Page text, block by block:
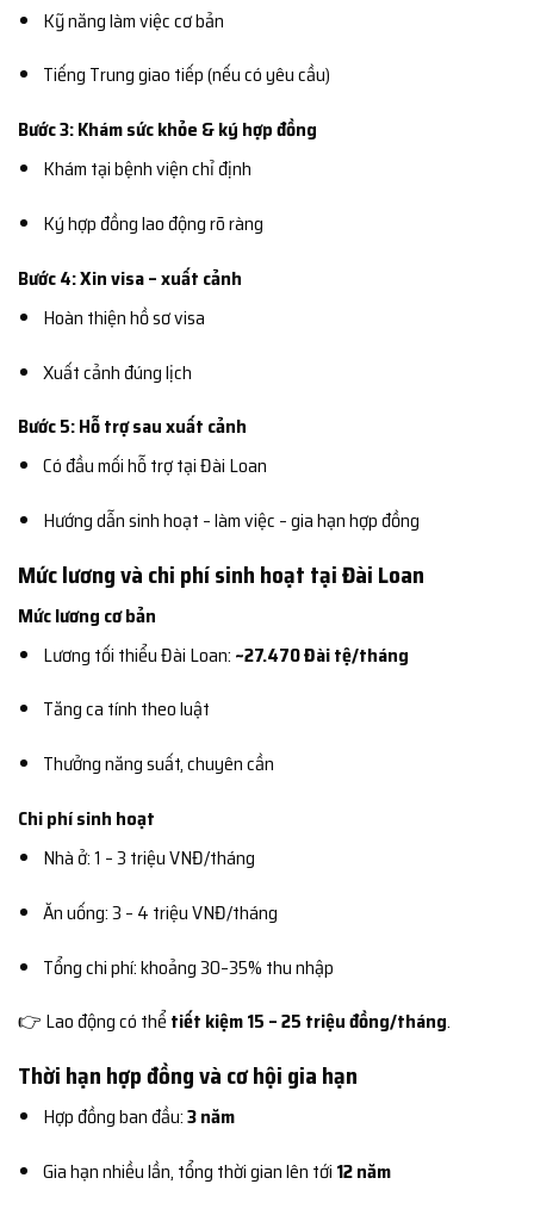
Kỹ năng làm việc cơ bản
Tiếng Trung giao tiếp (nếu có yêu cầu)
Bước 3: Khám sức khỏe & ký hợp đồng
Khám tại bệnh viện chỉ định
Ký hợp đồng lao động rõ ràng
Bước 4: Xin visa – xuất cảnh
Hoàn thiện hồ sơ visa
Xuất cảnh đúng lịch
Bước 5: Hỗ trợ sau xuất cảnh
Có đầu mối hỗ trợ tại Đài Loan
Hướng dẫn sinh hoạt – làm việc – gia hạn hợp đồng
Mức lương và chi phí sinh hoạt tại Đài Loan
Mức lương cơ bản
Lương tối thiểu Đài Loan: ~27.470 Đài tệ/tháng
Tăng ca tính theo luật
Thưởng năng suất, chuyên cần
Chi phí sinh hoạt
Nhà ở: 1 – 3 triệu VNĐ/tháng
Ăn uống: 3 – 4 triệu VNĐ/tháng
Tổng chi phí: khoảng 30–35% thu nhập
👉 Lao động có thể tiết kiệm 15 – 25 triệu đồng/tháng.
Thời hạn hợp đồng và cơ hội gia hạn
Hợp đồng ban đầu:3 năm
Gia hạn nhiều lần, tổng thời gian lên tới 12 năm